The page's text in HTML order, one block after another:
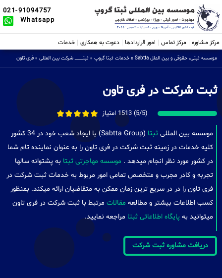
021-91094757
Whatsapp
مرکز مشاوره مرکز تماس امور قراردادها دعوت به همکاری خدمات
موسسه ثبتی، حقوقی و بین الملل Sabtta » خدمات ثبتا گروپ » ثبتــــــــــــــــ شرکت بین المللی » فری تاون
ثبت شرکت در فری تاون
(5/5) 1513 امتیاز
موسسه بین المللی ثبتا
(Sabtta Group) با ایجاد شعب خود در 34 کشور
کلیه خدمات در زمینه ثبت شرکت در فری تاون را به عنوان نماینده تام شما
در کشور مورد نظر انجام میدهد . موسسه مهاجرتی ثبتا به پشتوانه سالها
تجربه و کادر مجرب و متخصص تمامی امور مربوط به خدمات ثبت شرکت در
فری تاون را در در سریع ترین زمان ممکن به متقاضیان ارائه میکند. بمنظور
کسب اطلاعات بیشتر و مطالعه مقالات مرتبط با ثبت شرکت در فری تاون
میتوانید به پایگاه اطلاعاتی ثبتا مراجعه نمایید.
دریافت مشاوره ثبت شرکت